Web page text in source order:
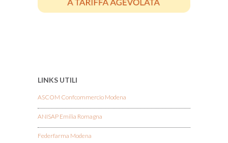
LINKS UTILI
ASCOM Confcommercio Modena
ANISAP Emilia Romagna
Federfarma Modena